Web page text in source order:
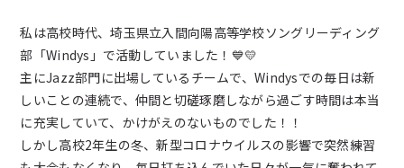
私は高校時代、埼玉県立入間向陽高等学校ソングリーディング
部「Windys」で活動していました！💙💛
主にJazz部門に出場しているチームで、Windysでの毎日は新
しいことの連続で、仲間と切磋琢磨しながら過ごす時間は本当
に充実していて、かけがえのないものでした！！
しかし高校2年生の冬、新型コロナウイルスの影響で突然練習